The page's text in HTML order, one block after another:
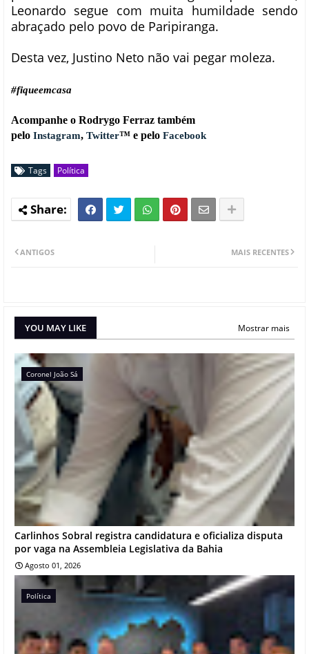
Leonardo segue com muita humildade sendo
abraçado pelo povo de Paripiranga.
Desta vez, Justino Neto não vai pegar moleza.
#fiqueemcasa
Acompanhe o Rodrygo Ferraz também
pelo Instagram, Twitter™ e pelo Facebook
Tags Política
MAIS RECENTES
ANTIGOS
YOU MAY LIKE Mostrar mais
Coronel João Sá
Carlinhos Sobral registra candidatura e oficializa disputa
por vaga na Assembleia Legislativa da Bahia
Agosto 01, 2026
Política